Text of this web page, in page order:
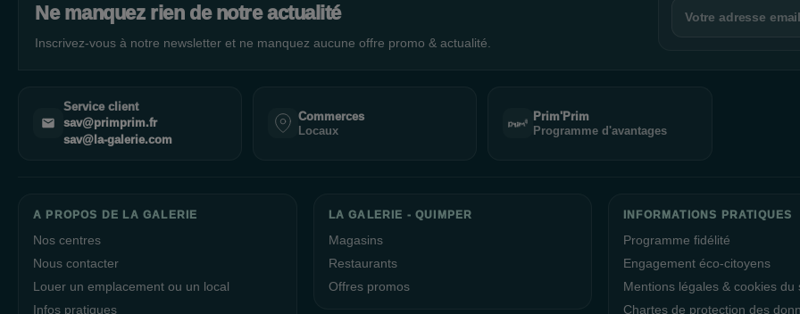
Ne manquez rien de notre actualité
Inscrivez-vous à notre newsletter et ne manquez aucune offre promo & actualité.
Service client
sav@primprim.fr
sav@la-galerie.com
Commerces
Locaux
Prim'Prim
Programme d'avantages
A PROPOS DE LA GALERIE
Nos centres
Nous contacter
Louer un emplacement ou un local
Infos pratiques
LA GALERIE - QUIMPER
Magasins
Restaurants
Offres promos
INFORMATIONS PRATIQUES
Programme fidélité
Engagement éco-citoyens
Mentions légales & cookies du
Chartes de protection des